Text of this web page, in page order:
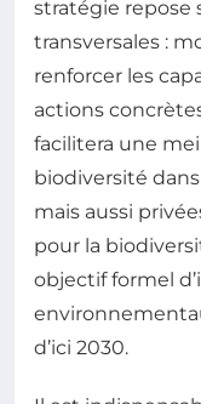
stratégie repose
transversales :
renforcer les
actions
facilitera une
biodiversité
mais aussi
pour la
objectif formel
d’ici 2030.